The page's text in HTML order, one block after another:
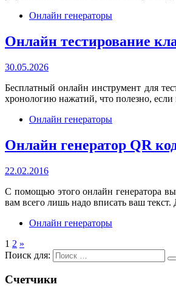
Онлайн генераторы
Онлайн тестирование
30.05.2026
Бесплатный онлайн инструмент для
хронологию нажатий, что полезно,
Онлайн генераторы
Онлайн генератор QR
22.02.2016
С помощью этого онлайн генератора вы
вам всего лишь надо вписать ваш
Онлайн генераторы
1 2 »
Поиск для:
Счетчики